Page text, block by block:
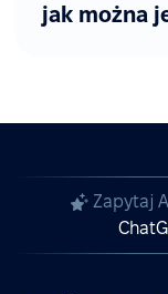
jak można
Zapytaj